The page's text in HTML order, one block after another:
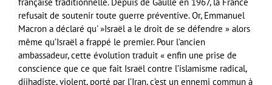
française traditionnelle. Depuis de Gaulle en 1967, la France
refusait de soutenir toute guerre préventive. Or, Emmanuel
Macron a déclaré qu' »Israël a le droit de se défendre » alors
même qu’Israël a frappé le premier. Pour l’ancien
ambassadeur, cette évolution traduit « enfin une prise de
conscience que ce que fait Israël contre l’islamisme radical,
djihadiste, violent, porté par l’Iran, c’est un ennemi commun à